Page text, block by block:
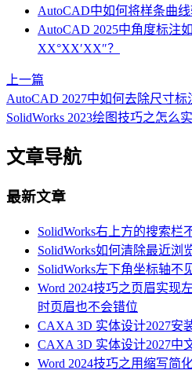
AutoCAD中如何将样条曲线
AutoCAD 2025中角度标注
XX°XX′XX″？
上一篇
AutoCAD 2027中如何去除尺寸标
SolidWorks 2023绘图技巧之怎么
文章导航
最新文章
SolidWorks右上方的搜索栏
SolidWorks如何清除最近浏
SolidWorks左下角坐标轴不
Word 2024技巧之页眉实现
时页眉也不会错位
CAXA 3D 实体设计2027安
CAXA 3D 实体设计2027中
Word 2024技巧之用缩写简